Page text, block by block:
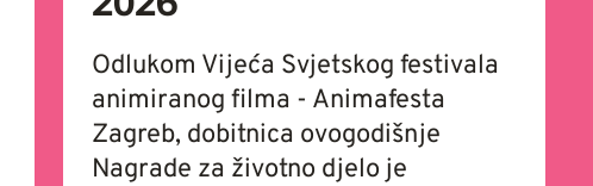
Odlukom Vijeća Svjetskog festivala
animiranog filma - Animafesta
Zagreb, dobitnica ovogodišnje
Nagrade za životno djelo je